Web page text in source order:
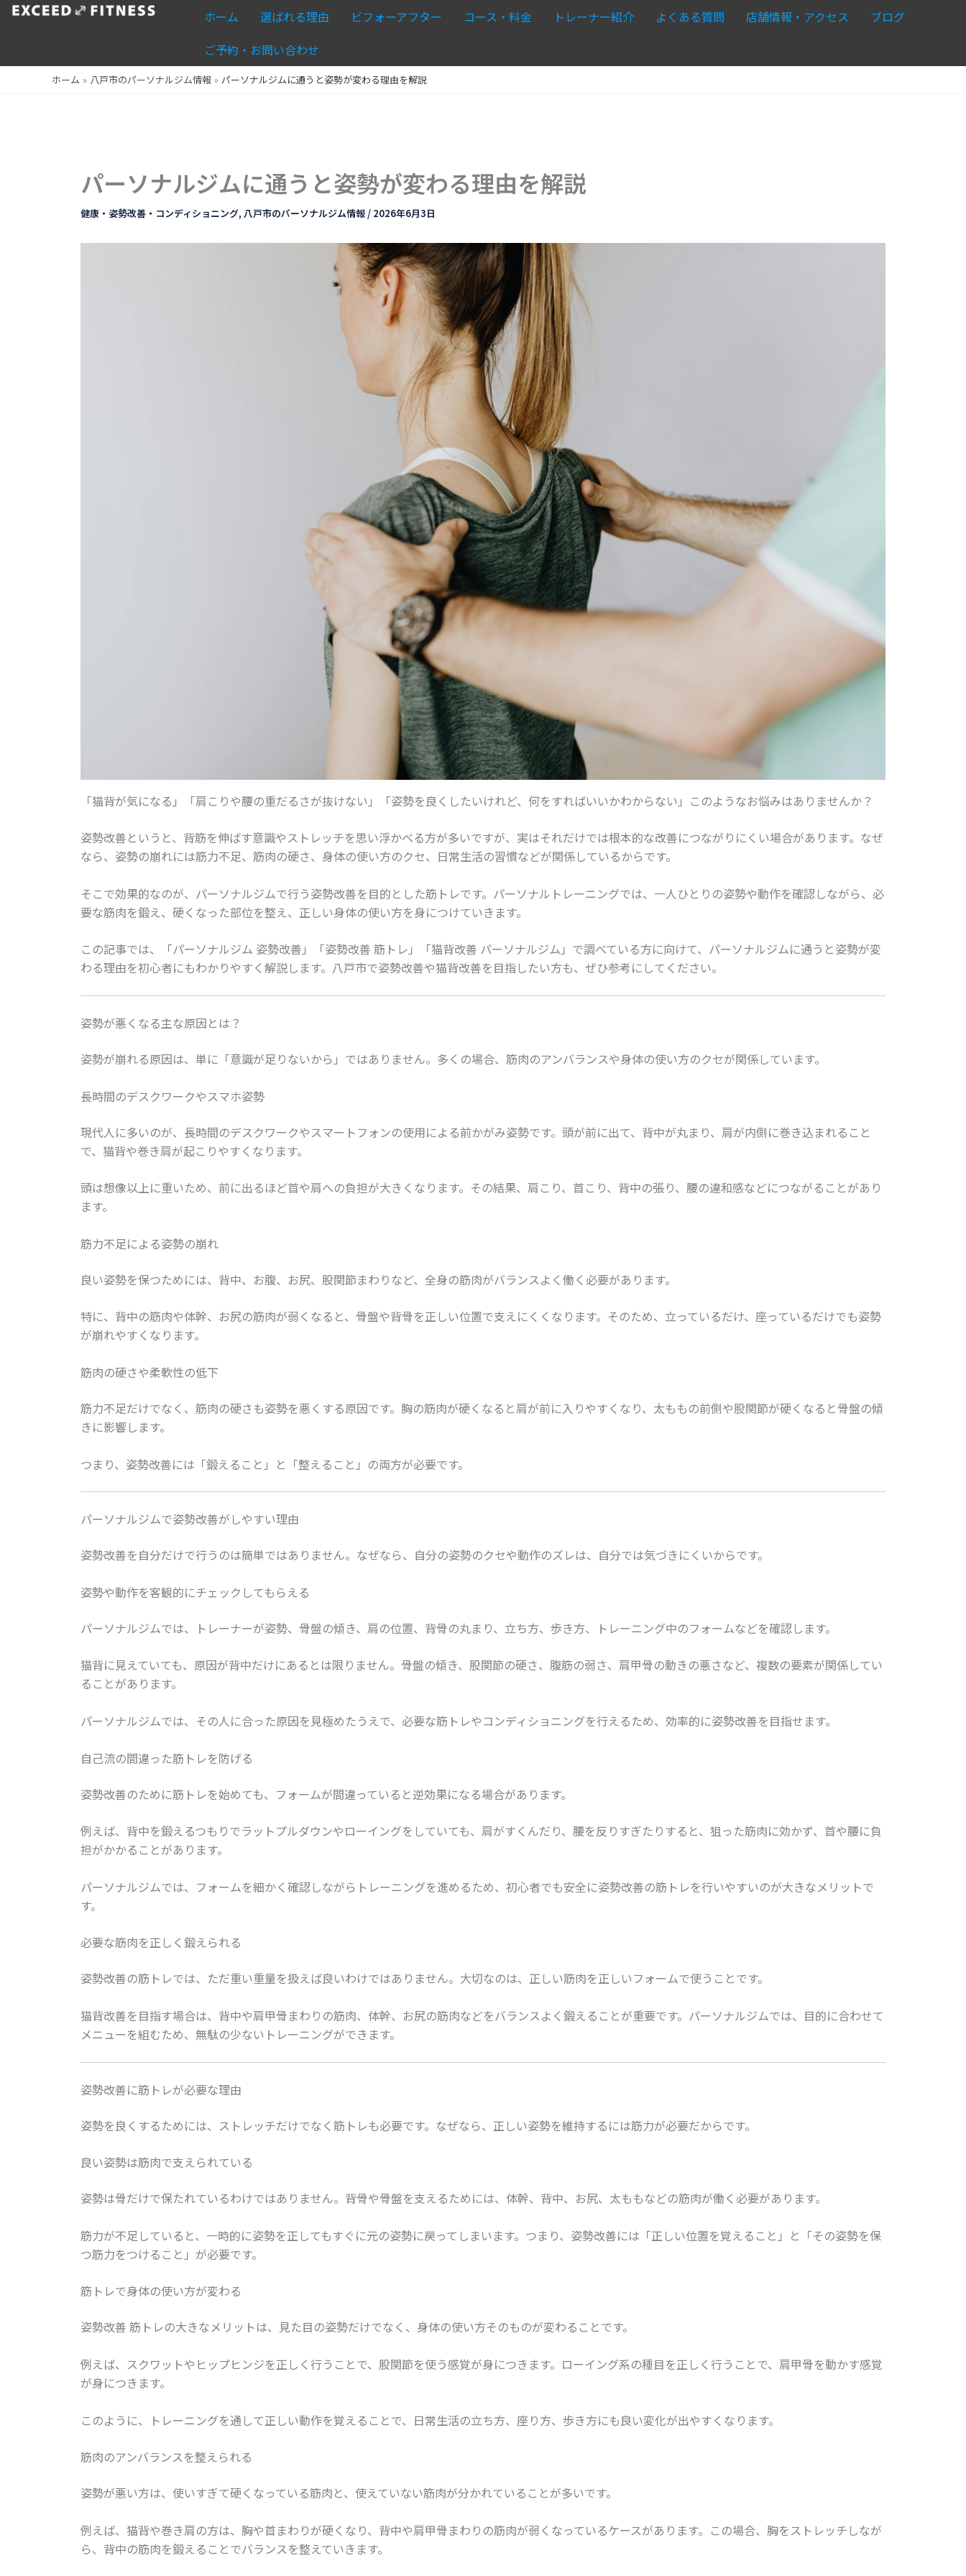
ス
ホーム 選ばれる理由 ビフォーアフター コース・料金 トレーナー紹介 よくある質問 店舗情報・アクセス
ブログ
ご予約・お問い合わせ
ホーム 八戸市のパーソナルジム情報 パーソナルジムに通うと姿勢が変わる理由を解説
パーソナルジムに通うと姿勢が変わる理由を解説
健康・姿勢改善・コンディショニング, 八戸市のパーソナルジム情報 / 2026年6月3日
「猫背が気になる」「肩こりや腰の重だるさが抜けない」「姿勢を良くしたいけれど、何をすればいいかわからない」このようなお悩みはありませんか？
姿勢改善というと、背筋を伸ばす意識やストレッチを思い浮かべる方が多いですが、実はそれだけでは根本的な改善につながりにくい場合があります。なぜ
なら、姿勢の崩れには筋力不足、筋肉の硬さ、身体の使い方のクセ、日常生活の習慣などが関係しているからです。
そこで効果的なのが、パーソナルジムで行う姿勢改善を目的とした筋トレです。パーソナルトレーニングでは、一人ひとりの姿勢や動作を確認しながら、必
要な筋肉を鍛え、硬くなった部位を整え、正しい身体の使い方を身につけていきます。
この記事では、「パーソナルジム 姿勢改善」「姿勢改善 筋トレ」「猫背改善 パーソナルジム」で調べている方に向けて、パーソナルジムに通うと姿勢が変
わる理由を初心者にもわかりやすく解説します。八戸市で姿勢改善や猫背改善を目指したい方も、ぜひ参考にしてください。
姿勢が悪くなる主な原因とは？
姿勢が崩れる原因は、単に「意識が足りないから」ではありません。多くの場合、筋肉のアンバランスや身体の使い方のクセが関係しています。
長時間のデスクワークやスマホ姿勢
現代人に多いのが、長時間のデスクワークやスマートフォンの使用による前かがみ姿勢です。頭が前に出て、背中が丸まり、肩が内側に巻き込まれること
で、猫背や巻き肩が起こりやすくなります。
頭は想像以上に重いため、前に出るほど首や肩への負担が大きくなります。その結果、肩こり、首こり、背中の張り、腰の違和感などにつながることがあり
ます。
筋力不足による姿勢の崩れ
良い姿勢を保つためには、背中、お腹、お尻、股関節まわりなど、全身の筋肉がバランスよく働く必要があります。
特に、背中の筋肉や体幹、お尻の筋肉が弱くなると、骨盤や背骨を正しい位置で支えにくくなります。そのため、立っているだけ、座っているだけでも姿勢
が崩れやすくなります。
筋肉の硬さや柔軟性の低下
筋力不足だけでなく、筋肉の硬さも姿勢を悪くする原因です。胸の筋肉が硬くなると肩が前に入りやすくなり、太ももの前側や股関節が硬くなると骨盤の傾
きに影響します。
つまり、姿勢改善には「鍛えること」と「整えること」の両方が必要です。
パーソナルジムで姿勢改善がしやすい理由
姿勢改善を自分だけで行うのは簡単ではありません。なぜなら、自分の姿勢のクセや動作のズレは、自分では気づきにくいからです。
姿勢や動作を客観的にチェックしてもらえる
パーソナルジムでは、トレーナーが姿勢、骨盤の傾き、肩の位置、背骨の丸まり、立ち方、歩き方、トレーニング中のフォームなどを確認します。
猫背に見えていても、原因が背中だけにあるとは限りません。骨盤の傾き、股関節の硬さ、腹筋の弱さ、肩甲骨の動きの悪さなど、複数の要素が関係してい
ることがあります。
パーソナルジムでは、その人に合った原因を見極めたうえで、必要な筋トレやコンディショニングを行えるため、効率的に姿勢改善を目指せます。
自己流の間違った筋トレを防げる
姿勢改善のために筋トレを始めても、フォームが間違っていると逆効果になる場合があります。
例えば、背中を鍛えるつもりでラットプルダウンやローイングをしていても、肩がすくんだり、腰を反りすぎたりすると、狙った筋肉に効かず、首や腰に負
担がかかることがあります。
パーソナルジムでは、フォームを細かく確認しながらトレーニングを進めるため、初心者でも安全に姿勢改善の筋トレを行いやすいのが大きなメリットで
す。
必要な筋肉を正しく鍛えられる
姿勢改善の筋トレでは、ただ重い重量を扱えば良いわけではありません。大切なのは、正しい筋肉を正しいフォームで使うことです。
猫背改善を目指す場合は、背中や肩甲骨まわりの筋肉、体幹、お尻の筋肉などをバランスよく鍛えることが重要です。パーソナルジムでは、目的に合わせて
メニューを組むため、無駄の少ないトレーニングができます。
姿勢改善に筋トレが必要な理由
姿勢を良くするためには、ストレッチだけでなく筋トレも必要です。なぜなら、正しい姿勢を維持するには筋力が必要だからです。
良い姿勢は筋肉で支えられている
姿勢は骨だけで保たれているわけではありません。背骨や骨盤を支えるためには、体幹、背中、お尻、太ももなどの筋肉が働く必要があります。
筋力が不足していると、一時的に姿勢を正してもすぐに元の姿勢に戻ってしまいます。つまり、姿勢改善には「正しい位置を覚えること」と「その姿勢を保
つ筋力をつけること」が必要です。
筋トレで身体の使い方が変わる
姿勢改善 筋トレの大きなメリットは、見た目の姿勢だけでなく、身体の使い方そのものが変わることです。
例えば、スクワットやヒップヒンジを正しく行うことで、股関節を使う感覚が身につきます。ローイング系の種目を正しく行うことで、肩甲骨を動かす感覚
が身につきます。
このように、トレーニングを通して正しい動作を覚えることで、日常生活の立ち方、座り方、歩き方にも良い変化が出やすくなります。
筋肉のアンバランスを整えられる
姿勢が悪い方は、使いすぎて硬くなっている筋肉と、使えていない筋肉が分かれていることが多いです。
例えば、猫背や巻き肩の方は、胸や首まわりが硬くなり、背中や肩甲骨まわりの筋肉が弱くなっているケースがあります。この場合、胸をストレッチしなが
ら、背中の筋肉を鍛えることでバランスを整えていきます。